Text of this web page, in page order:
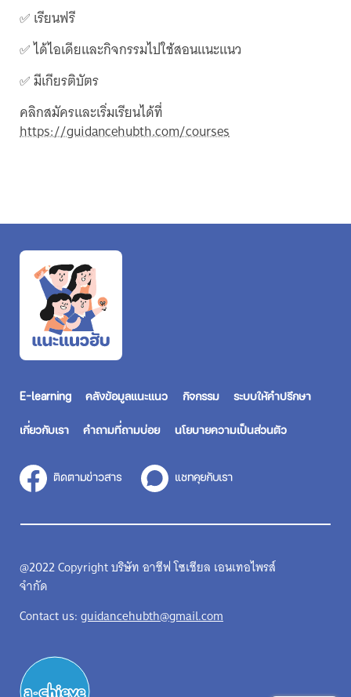
✅ เรียนฟรี
✅ ได้ไอเดียและกิจกรรมไปใช้สอนแนะแนว
✅ มีเกียรติบัตร
คลิกสมัครและเริ่มเรียนได้ที่
https://guidancehubth.com/courses
E-learning คลังข้อมูลแนะแนว กิจกรรม ระบบให้คำปรึกษา
เกี่ยวกับเรา คำถามที่ถามบ่อย นโยบายความเป็นส่วนตัว
ติดตามข่าวสาร แชทคุยกับเรา
@2022 Copyright บริษัท อาชีฟ โซเชียล เอนเทอไพรส์
จำกัด
Contact us:guidancehubth@gmail.com